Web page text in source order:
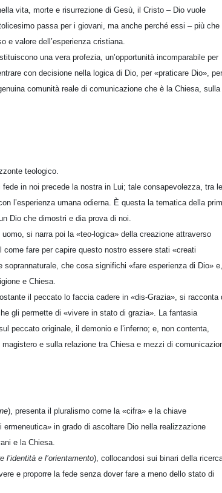
vita, morte e risurrezione di Gesù, il Cristo – Dio vuole
passa per i giovani, ma anche perché essi – più che
e valore dell’esperienza cristiana.
una vera profezia, un’opportunità incomparabile per
con decisione nella logica di Dio, per «praticare Dio», per
comunità reale di comunicazione che è la Chiesa, sulla
teologico.
in noi precede la nostra in Lui; tale consapevolezza, tra le
l’esperienza umana odierna. È questa la tematica della
Dio che dimostri e dia prova di noi.
si narra poi la «teo-logica» della creazione attraverso
come fare per capire questo nostro essere stati «creati
che cosa significhi «fare esperienza di Dio» e,
e Chiesa.
il peccato lo faccia cadere in «dis-Grazia», si racconta
gli permette di «vivere in stato di grazia». La fantasia
peccato originale, il demonio e l’inferno; e, non contenta,
e sulla relazione tra Chiesa e mezzi di
), presenta il pluralismo come la «cifra» e la chiave
in grado di ascoltare Dio nella realizzazione
e la Chiesa.
e l’orientamento), collocandosi sui binari della
e proporre la fede senza dover fare a meno dello stato di